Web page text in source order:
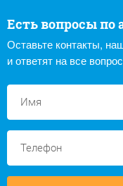
Есть вопросы по
Оставьте контакты,
и ответят на все